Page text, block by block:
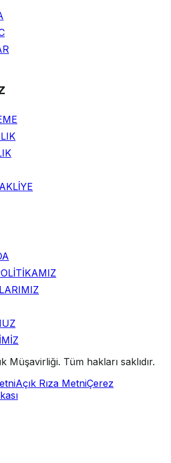
Müşavirliği. Tüm hakları saklıdır.
Açık Rıza MetniÇerez